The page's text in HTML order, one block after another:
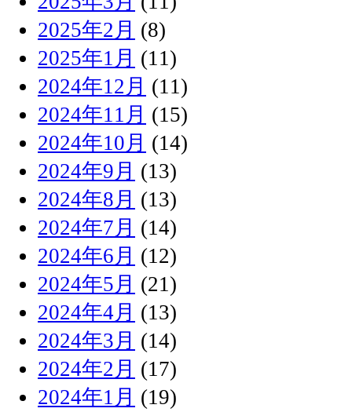
2025年2月 (8)
2025年1月 (11)
2024年12月 (11)
2024年11月 (15)
2024年10月 (14)
2024年9月 (13)
2024年8月 (13)
2024年7月 (14)
2024年6月 (12)
2024年5月 (21)
2024年4月 (13)
2024年3月 (14)
2024年2月 (17)
2024年1月 (19)